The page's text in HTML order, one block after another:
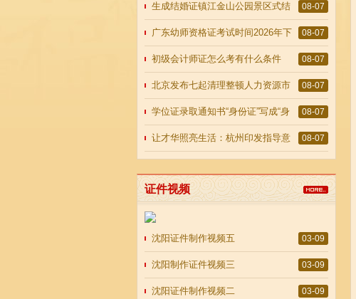
08-07
生成结婚证镇江金山公园景区式结
婚登记点正式启用 08-07
广东幼师资格证考试时间2026年下
半年能花钱买吗？2026年 08-07
初级会计师证怎么考有什么条件
2026年8月7日 08-07
北京发布七起清理整顿人力资源市
场典型案例2026年8月7日 08-07
学位证录取通知书“身份证”写成“身
证份”高校回应 08-07
让才华照亮生活：杭州印发指导意
证件视频
03-09
沈阳证件制作视频五
03-09
沈阳制作证件视频三
03-09
沈阳证件制作视频二